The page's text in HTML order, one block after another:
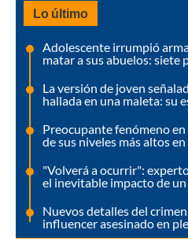
Lo último
Adolescente irrumpió
matar a sus abuelos: siete
La versión de joven
hallada en una maleta: su
Preocupante fenómeno
de sus niveles más altos
"Volverá a ocurrir":
el inevitable impacto de
Nuevos detalles del
influencer asesinado en